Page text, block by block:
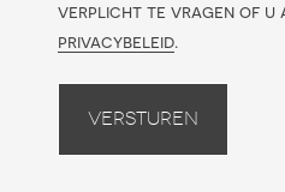
verplicht te vragen of u
privacybeleid.
Versturen